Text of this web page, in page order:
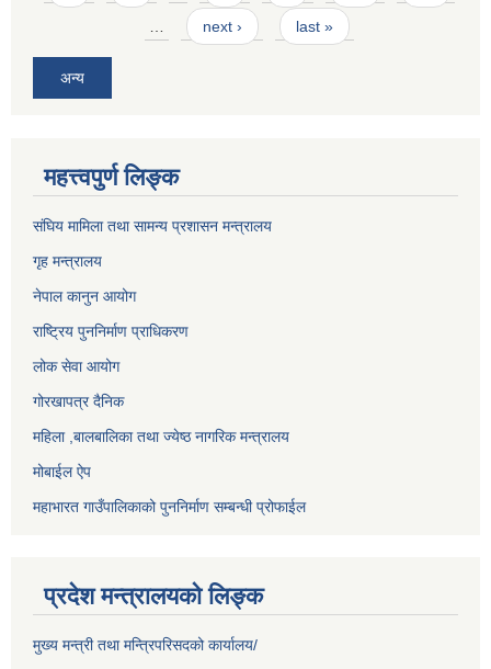
next › last »
अन्य
महत्त्वपुर्ण लिङ्क
संघिय मामिला तथा सामन्य प्रशासन मन्त्रालय
गृह मन्त्रालय
नेपाल कानुन आयोग
राष्ट्रिय पुननिर्माण प्राधिकरण
लोक सेवा आयोग
गोरखापत्र दैनिक
महिला ,बालबालिका तथा ज्येष्ठ नागरिक मन्त्रालय
मोबाईल ऐप
महाभारत गाउँपालिकाको पुननिर्माण सम्बन्धी प्रोफाईल
प्रदेश मन्त्रालयको लिङ्क
मुख्य मन्त्री तथा मन्त्रिपरिसदको कार्यालय/